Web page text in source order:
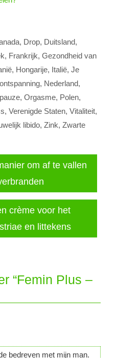
, Drop, Duitsland,
, Frankrijk, Gezondheid van
, Hongarije, Italië, Je
, Nederland,
, Orgasme, Polen,
, Verenigde Staten, Vitaliteit,
libido, Zink, Zwarte
om af te vallen
crème voor het
en littekens
“Femin Plus –
bedreven met mijn man.